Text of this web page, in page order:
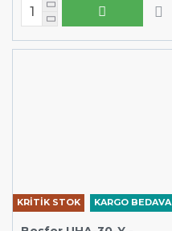
KARGO BEDAVA
KRİTİK STOK